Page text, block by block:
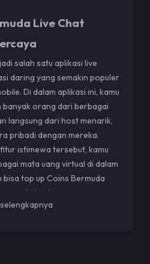
Live Chat
salah satu aplikasi live
daring yang semakin populer
Di dalam aplikasi ini, kamu
orang dari berbagai
langsung dari host menarik,
pribadi dengan mereka.
istimewa tersebut, kamu
mata uang virtual di dalam
bisa top up Coins Bermuda
cepat, dan harga yang
Up Boy.